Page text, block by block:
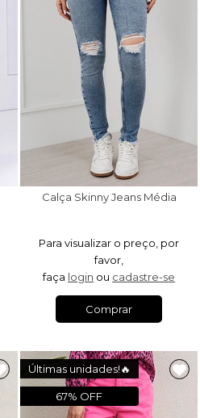
Calça Skinny Jeans Média
Para visualizar o preço, por
favor,
faça login ou cadastre-se
Comprar
Últimas unidades!🔥
67% OFF